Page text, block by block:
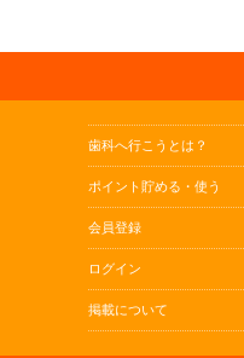
歯科へ行こうとは？
ポイント貯める・使う
会員登録
ログイン
掲載について